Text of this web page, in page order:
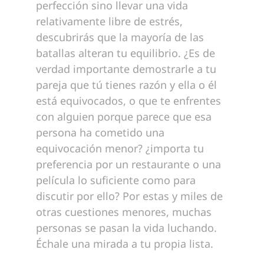
perfección sino llevar una vida
relativamente libre de estrés,
descubrirás que la mayoría de las
batallas alteran tu equilibrio. ¿Es de
verdad importante demostrarle a tu
pareja que tú tienes razón y ella o él
está equivocados, o que te enfrentes
con alguien porque parece que esa
persona ha cometido una
equivocación menor? ¿importa tu
preferencia por un restaurante o una
película lo suficiente como para
discutir por ello? Por estas y miles de
otras cuestiones menores, muchas
personas se pasan la vida luchando.
Échale una mirada a tu propia lista.